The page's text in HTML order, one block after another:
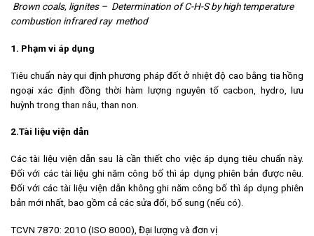
Brown coals, lignites – Determination of C-H-S by high temperature
combustion infrared ray method
1. Phạm vi áp dụng
Tiêu chuẩn này qui định phương pháp đốt ở nhiệt độ cao bằng tia hồng
ngoại xác định đồng thời hàm lượng nguyên tố cacbon, hydro, lưu
huỳnh trong than nâu, than non.
2.Tài liệu viện dẫn
Các tài liệu viện dẫn sau là cần thiết cho việc áp dụng tiêu chuẩn này.
Đối với các tài liệu ghi năm công bố thì áp dụng phiên bản được nêu.
Đối với các tài liệu viện dẫn không ghi năm công bố thì áp dụng phiên
bản mới nhất, bao gồm cả các sửa đổi, bổ sung (nếu có).
TCVN 7870: 2010 (ISO 8000), Đại lượng và đơn vị